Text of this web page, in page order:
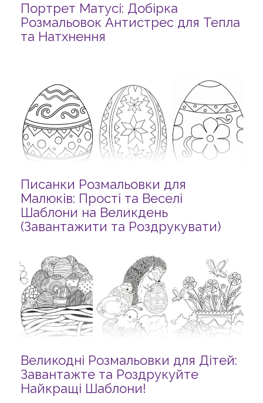
Портрет Матусі: Добірка
Розмальовок Антистрес для Тепла
та Натхнення
Писанки Розмальовки для
Малюків: Прості та Веселі
Шаблони на Великдень
(Завантажити та Роздрукувати)
Великодні Розмальовки для Дітей:
Завантажте та Роздрукуйте
Найкращі Шаблони!